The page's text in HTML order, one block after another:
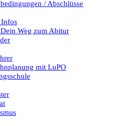
/ Abschlüsse
Weg zum Abitur
mit LuPO